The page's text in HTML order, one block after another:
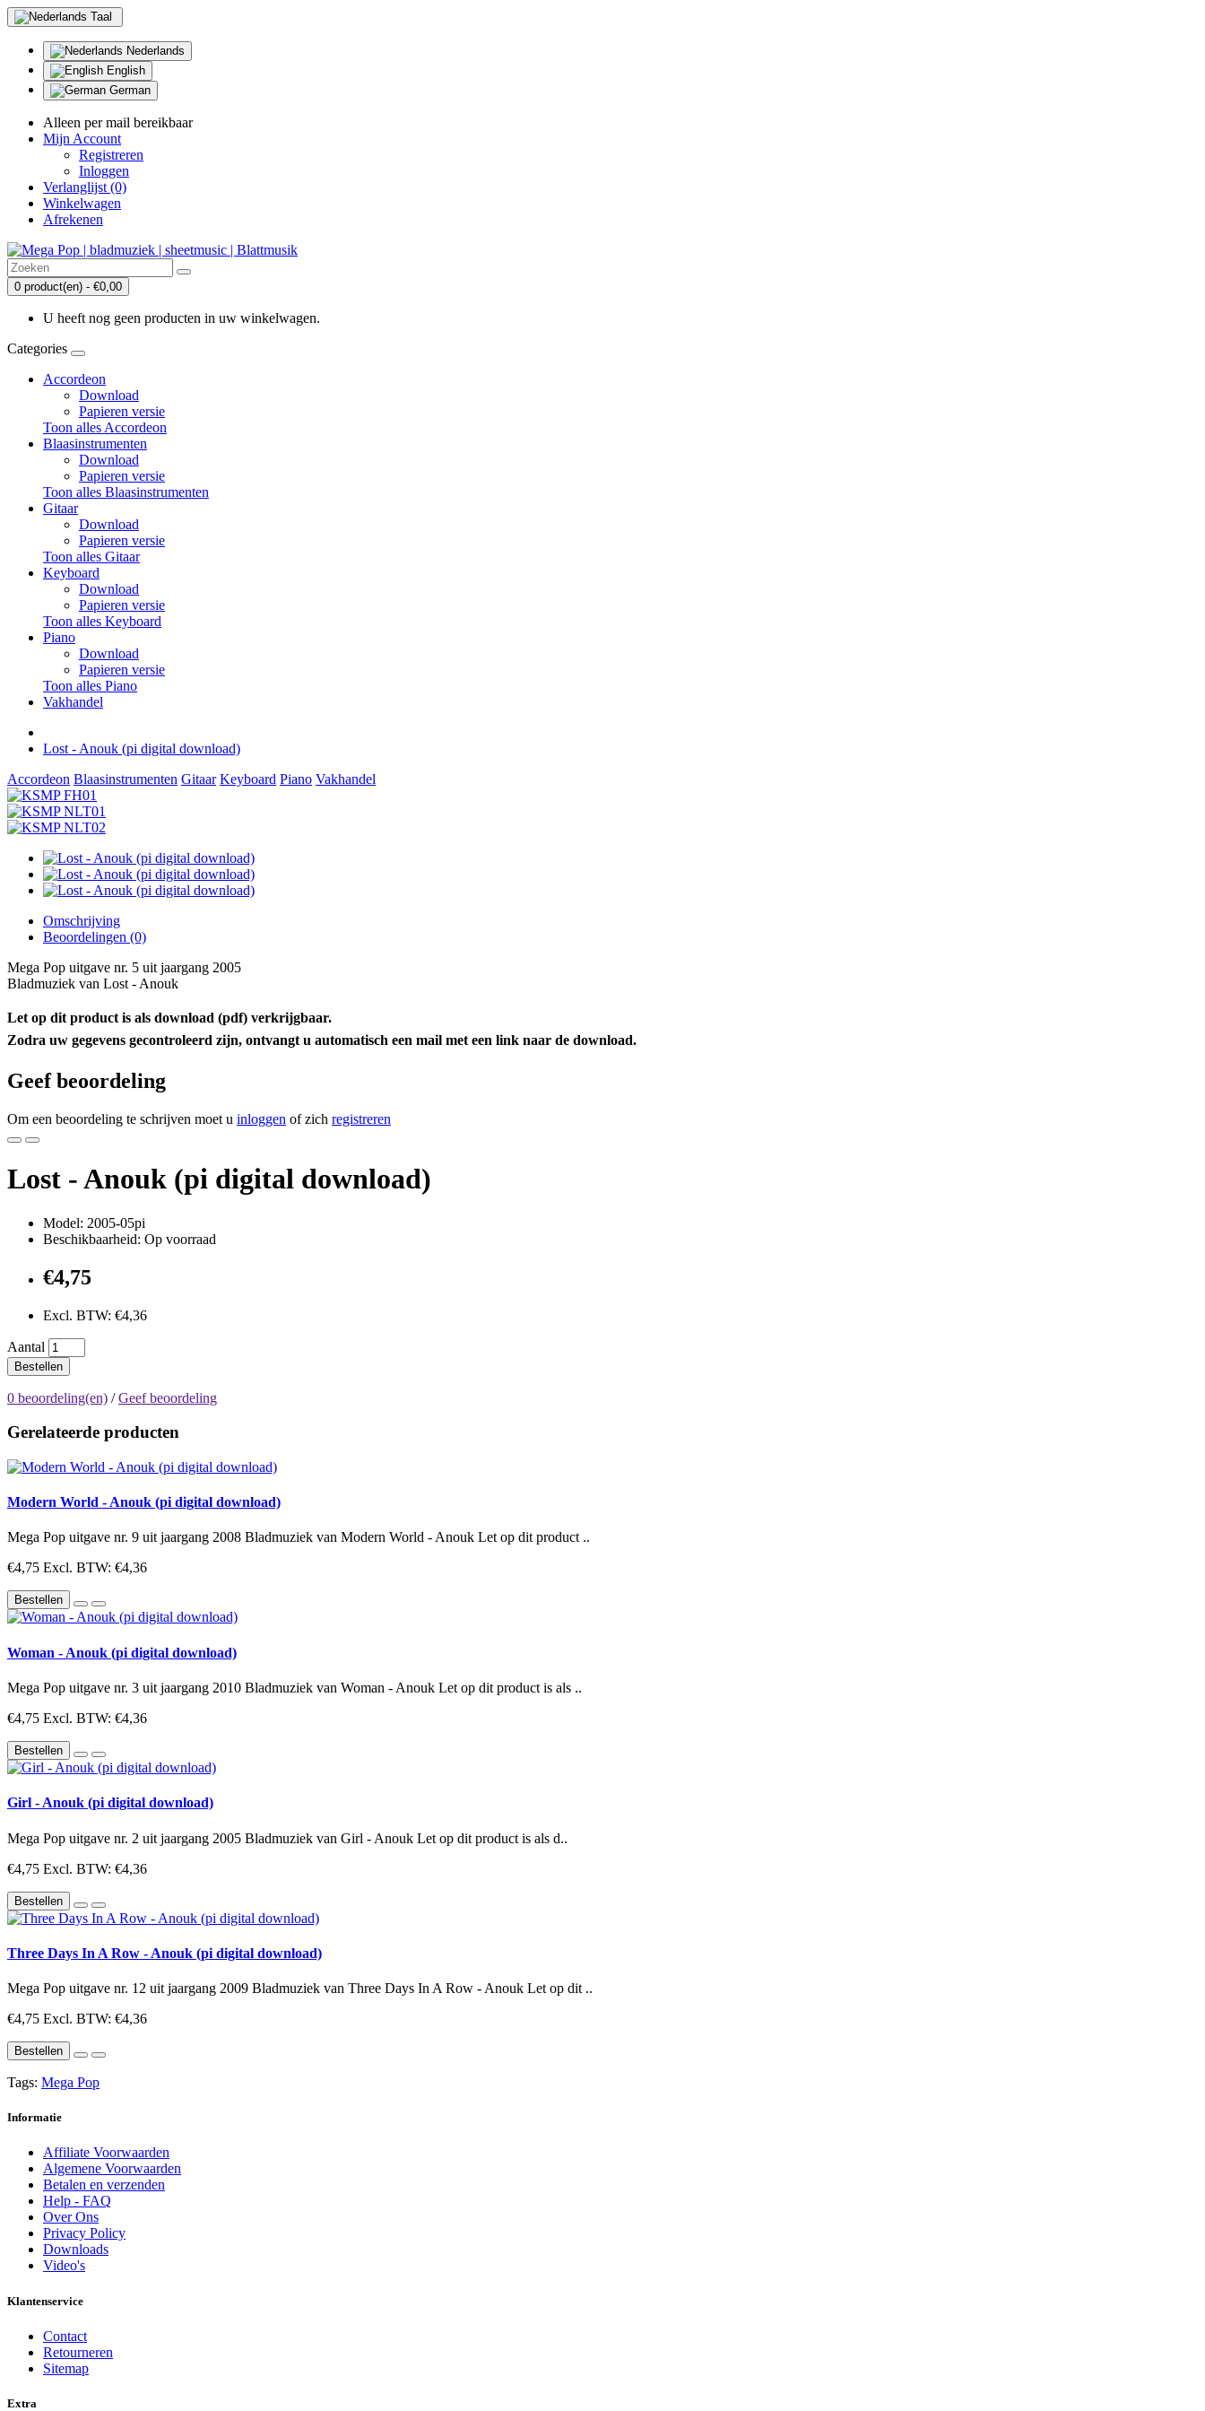
Taal
Nederlands
English
German
Alleen per mail bereikbaar
Mijn Account
Registreren
Inloggen
Verlanglijst (0)
Winkelwagen
Afrekenen
0 product(en) - €0,00
U heeft nog geen producten in uw winkelwagen.
Categories
Accordeon
Download
Papieren versie
Toon alles Accordeon
Blaasinstrumenten
Download
Papieren versie
Toon alles Blaasinstrumenten
Gitaar
Download
Papieren versie
Toon alles Gitaar
Keyboard
Download
Papieren versie
Toon alles Keyboard
Piano
Download
Papieren versie
Toon alles Piano
Vakhandel
Lost - Anouk (pi digital download)
Accordeon Blaasinstrumenten Gitaar Keyboard Piano Vakhandel
Omschrijving
Beoordelingen (0)
Mega Pop uitgave nr. 5 uit jaargang 2005
Bladmuziek van Lost - Anouk
Let op dit product is als download (pdf) verkrijgbaar.
Zodra uw gegevens gecontroleerd zijn, ontvangt u automatisch een mail met een link naar de download.
Geef beoordeling
Om een beoordeling te schrijven moet u inloggen of zich registreren
Lost - Anouk (pi digital download)
Model: 2005-05pi
Beschikbaarheid: Op voorraad
€4,75
Excl. BTW: €4,36
Aantal
Bestellen
0 beoordeling(en) /Geef beoordeling
Gerelateerde producten
Modern World - Anouk (pi digital download)
Mega Pop uitgave nr. 9 uit jaargang 2008 Bladmuziek van Modern World - Anouk Let op dit product ..
€4,75 Excl. BTW: €4,36
Bestellen
Woman - Anouk (pi digital download)
Mega Pop uitgave nr. 3 uit jaargang 2010 Bladmuziek van Woman - Anouk Let op dit product is als ..
€4,75 Excl. BTW: €4,36
Bestellen
Girl - Anouk (pi digital download)
Mega Pop uitgave nr. 2 uit jaargang 2005 Bladmuziek van Girl - Anouk Let op dit product is als d..
€4,75 Excl. BTW: €4,36
Bestellen
Three Days In A Row - Anouk (pi digital download)
Mega Pop uitgave nr. 12 uit jaargang 2009 Bladmuziek van Three Days In A Row - Anouk Let op dit ..
€4,75 Excl. BTW: €4,36
Bestellen
Tags: Mega Pop
Informatie
Affiliate Voorwaarden
Algemene Voorwaarden
Betalen en verzenden
Help - FAQ
Over Ons
Privacy Policy
Downloads
Video's
Klantenservice
Contact
Retourneren
Sitemap
Extra